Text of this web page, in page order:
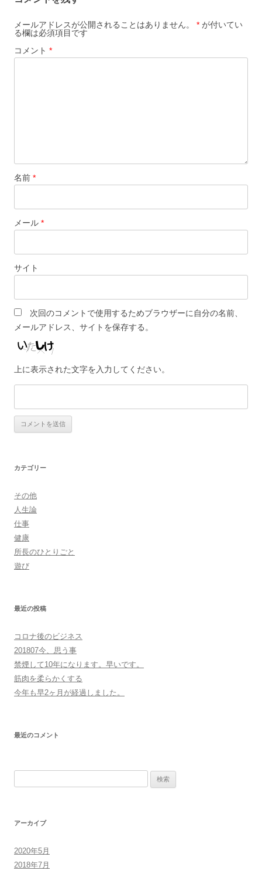
ゲ
ー
シ
ョ
メールアドレスが公開されることはありません。 * が付いてい
る欄は必須項目です
コメント *
名前 *
メール *
サイト
次回のコメントで使用するためブラウザーに自分の名前、
メールアドレス、サイトを保存する。
上に表示された文字を入力してください。
カテゴリー
その他
人生論
仕事
健康
所長のひとりごと
遊び
最近の投稿
コロナ後のビジネス
201807今、思う事
禁煙して10年になります。早いです。
筋肉を柔らかくする
今年も早2ヶ月が経過しました。
最近のコメント
アーカイブ
2020年5月
2018年7月